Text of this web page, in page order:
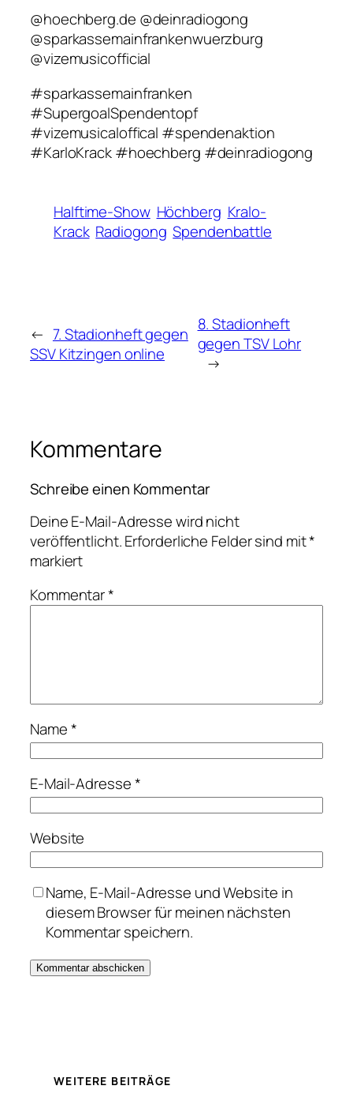
@hoechberg.de @deinradiogong
@sparkassemainfrankenwuerzburg
@vizemusicofficial
#sparkassemainfranken
#SupergoalSpendentopf
#vizemusicaloffical #spendenaktion
#KarloKrack #hoechberg #deinradiogong
Halftime-Show Höchberg Kralo-
Krack Radiogong Spendenbattle
← 7. Stadionheft gegen
SSV Kitzingen online
8. Stadionheft
gegen TSV Lohr
→
Kommentare
Schreibe einen Kommentar
Deine E-Mail-Adresse wird nicht
veröffentlicht.Erforderliche Felder sind mit*
markiert
Kommentar*
Name*
E-Mail-Adresse*
Website
Name, E-Mail-Adresse und Website in
diesem Browser für meinen nächsten
Kommentar speichern.
WEITERE BEITRÄGE